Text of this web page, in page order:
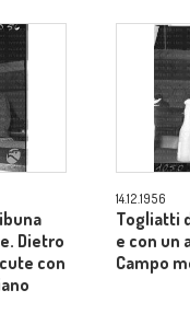
Dietro
con
14.12.1956
Togliatti
e con un
Campo